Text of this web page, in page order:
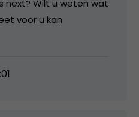
next? Wilt u weten wat
voor u kan